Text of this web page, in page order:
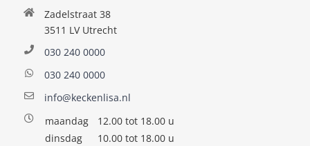
Zadelstraat 38
3511 LV Utrecht
030 240 0000
030 240 0000
info@keckenlisa.nl
maandag
12.00 tot 18.00 u
dinsdag
10.00 tot 18.00 u